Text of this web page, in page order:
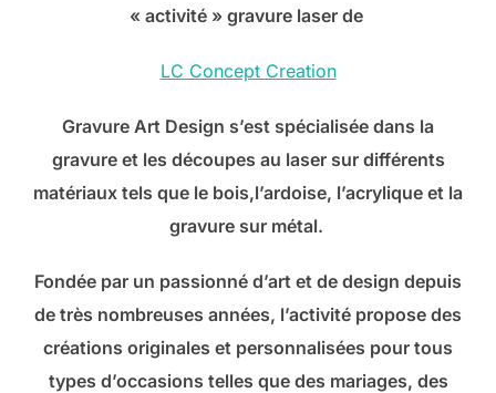
« activité » gravure laser de
LC Concept Creation
Gravure Art Design s’est spécialisée dans la
gravure et les découpes au laser sur différents
matériaux tels que le bois,l’ardoise, l’acrylique et la
gravure sur métal.
Fondée par un passionné d’art et de design depuis
de très nombreuses années, l’activité propose des
créations originales et personnalisées pour tous
types d’occasions telles que des mariages, des